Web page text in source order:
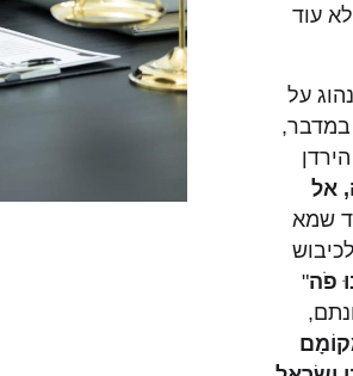
עוד
על
במדבר,
אל
שמא
פֹה"